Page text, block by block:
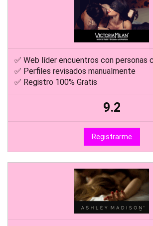
✅ Web líder encuentros con personas
✅ Perfiles revisados manualmente
✅ Registro 100% Gratis
9.2
Registrarme